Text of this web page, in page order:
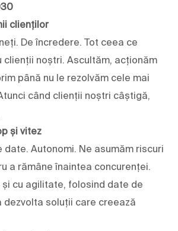
clienților
De încredere. Tot ceea ce
clienții noștri. Ascultăm, acționăm
până nu le rezolvăm cele mai
când clienții noștri câștigă,
și vitez
date. Autonomi. Ne asumăm riscuri
a rămâne înaintea concurenței.
și cu agilitate, folosind date de
dezvolta soluții care creează